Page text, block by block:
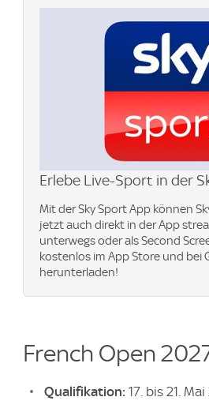
Erlebe Live-Sport in der
Mit der Sky Sport App können
jetzt auch direkt in der App
unterwegs oder als Second
kostenlos im App Store und bei
herunterladen!
French Open
Qualifikation: 17. bis 21.